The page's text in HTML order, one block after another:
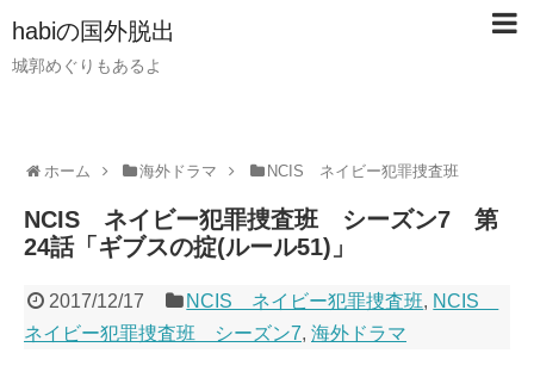
habiの国外脱出
城郭めぐりもあるよ
ホーム 海外ドラマ NCIS ネイビー犯罪捜査班
NCIS ネイビー犯罪捜査班 シーズン7 第
24話「ギブスの掟(ルール51)」
2017/12/17 NCIS ネイビー犯罪捜査班, NCIS
ネイビー犯罪捜査班 シーズン7, 海外ドラマ